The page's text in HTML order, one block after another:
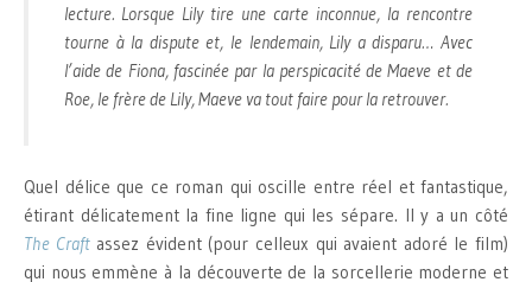
lecture. Lorsque Lily tire une carte inconnue, la rencontre
tourne à la dispute et, le lendemain, Lily a disparu… Avec
l’aide de Fiona, fascinée par la perspicacité de Maeve et de
Roe, le frère de Lily, Maeve va tout faire pour la retrouver.
Quel délice que ce roman qui oscille entre réel et fantastique,
étirant délicatement la fine ligne qui les sépare. Il y a un côté
The Craftassez évident (pour celleux qui avaient adoré le film)
qui nous emmène à la découverte de la sorcellerie moderne et